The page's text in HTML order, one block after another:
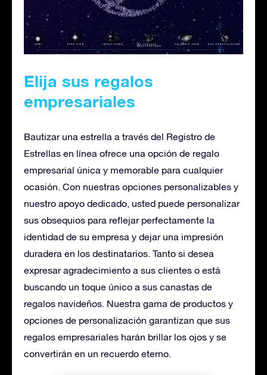
Elija sus regalos
empresariales
Bautizar una estrella a través del Registro de
Estrellas en línea ofrece una opción de regalo
empresarial única y memorable para cualquier
ocasión. Con nuestras opciones personalizables y
nuestro apoyo dedicado, usted puede personalizar
sus obsequios para reflejar perfectamente la
identidad de su empresa y dejar una impresión
duradera en los destinatarios. Tanto si desea
expresar agradecimiento a sus clientes o está
buscando un toque único a sus canastas de
regalos navideños. Nuestra gama de productos y
opciones de personalización garantizan que sus
regalos empresariales harán brillar los ojos y se
convertirán en un recuerdo eterno.